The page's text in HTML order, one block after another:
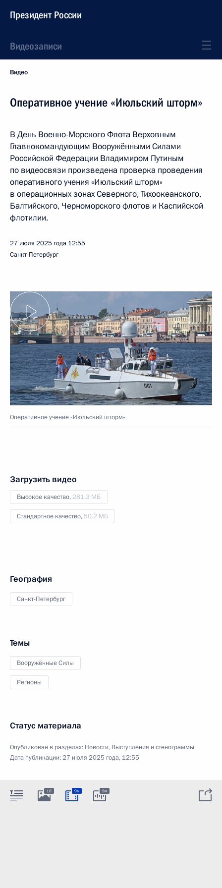
Президент России
Видеозаписи
Видео
Оперативное учение «Июльский шторм»
В День Военно-Морского Флота Верховным
Главнокомандующим Вооружёнными Силами
Российской Федерации Владимиром Путиным
по видеосвязи произведена проверка проведения
оперативного учения «Июльский шторм»
в операционных зонах Северного, Тихоокеанского,
Балтийского, Черноморского флотов и Каспийской
флотилии.
27 июля 2025 года 12:55
Санкт-Петербург
Оперативное учение «Июльский шторм»
Загрузить видео
Высокое качество, 281.3 МБ
Стандартное качество, 50.2 МБ
География
Санкт-Петербург
Темы
Вооружённые Силы
Регионы
Статус материала
Опубликован в разделах: Новости, Выступления и стенограммы
Дата публикации:27 июля 2025 года, 12:55
10 9м 9м